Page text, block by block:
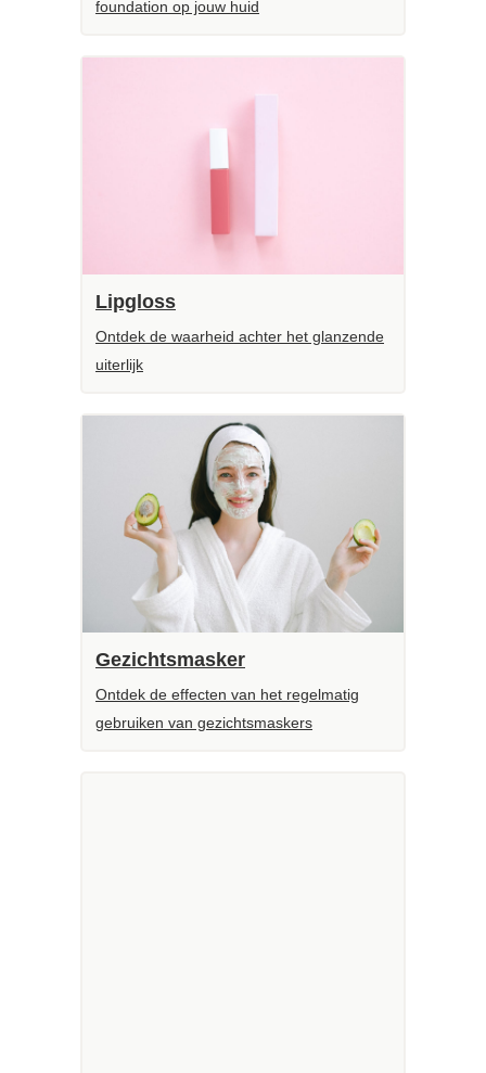
foundation op jouw huid
Lipgloss
Ontdek de waarheid achter het glanzende
uiterlijk
Gezichtsmasker
Ontdek de effecten van het regelmatig
gebruiken van gezichtsmaskers